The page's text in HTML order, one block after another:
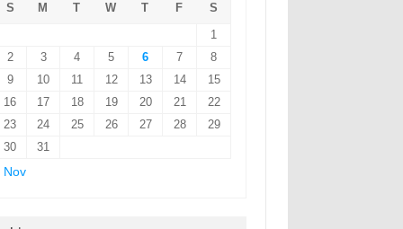
S
M T W T F
S
1
2
3 4 5 6 7
8
9
10 11 12 13 14
15
16
17 18 19 20 21
22
23
24 25 26 27 28
29
30
31
Nov